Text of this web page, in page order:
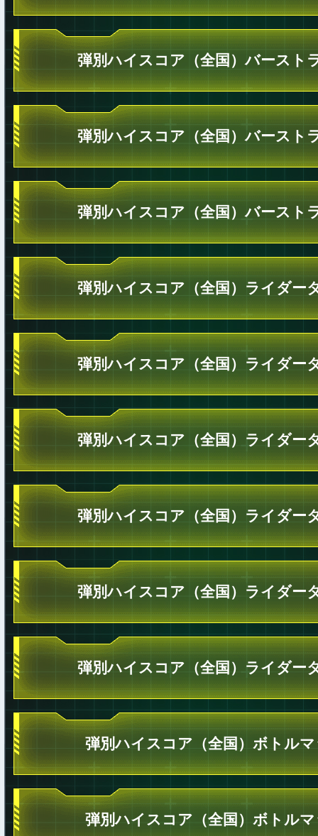
弾別ハイスコア（全国）バースト
弾別ハイスコア（全国）バースト
弾別ハイスコア（全国）バースト
弾別ハイスコア（全国）ライダー
弾別ハイスコア（全国）ライダー
弾別ハイスコア（全国）ライダー
弾別ハイスコア（全国）ライダー
弾別ハイスコア（全国）ライダー
弾別ハイスコア（全国）ライダー
弾別ハイスコア（全国）ボトル
弾別ハイスコア（全国）ボトル